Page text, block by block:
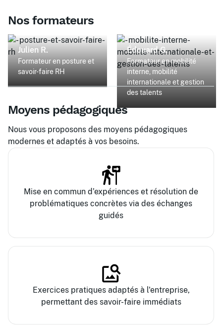
Nos formateurs
Julien R.
Formateur en posture et
savoir-faire RH
Édouard G.
Formateur en mobilité
interne, mobilité
internationale et gestion
des talents
Moyens pédagogiques
Nous vous proposons des moyens pédagogiques
modernes et adaptés à vos besoins.
Mise en commun d’expériences et résolution de
problématiques concrètes via des échanges
guidés
Exercices pratiques adaptés à l'entreprise,
permettant des savoir-faire immédiats